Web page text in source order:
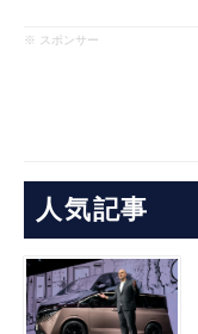
※ スポンサー
人気記事